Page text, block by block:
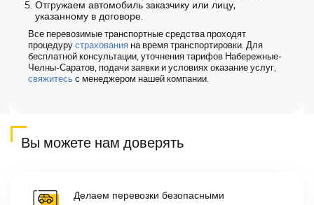
Отгружаем автомобиль заказчику или лицу,
указанному в договоре.
Все перевозимые транспортные средства проходят
процедуру страхования на время транспортировки. Для
бесплатной консультации, уточнения тарифов Набережные-
Челны-Саратов, подачи заявки и условиях оказание услуг,
свяжитесь с менеджером нашей компании.
Вы можете нам доверять
Делаем перевозки безопасными